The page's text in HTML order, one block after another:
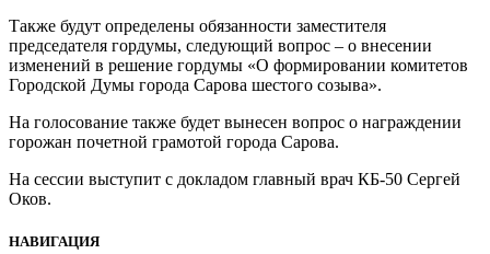
Также будут определены обязанности заместителя
председателя гордумы, следующий вопрос – о внесении
изменений в решение гордумы «О формировании комитетов
Городской Думы города Сарова шестого созыва».
На голосование также будет вынесен вопрос о награждении
горожан почетной грамотой города Сарова.
На сессии выступит с докладом главный врач КБ-50 Сергей
Оков.
НАВИГАЦИЯ